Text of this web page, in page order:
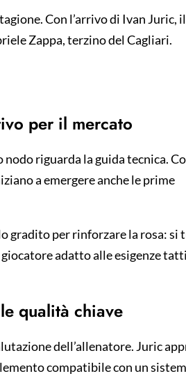
Con l’arrivo di Ivan Juric,
Zappa, terzino del Cagliari.
per il mercato
riguarda la guida tecnica.
a emergere anche le prime
gradito per rinforzare la rosa: si
adatto alle esigenze
qualità chiave
dell’allenatore. Juric
compatibile con un